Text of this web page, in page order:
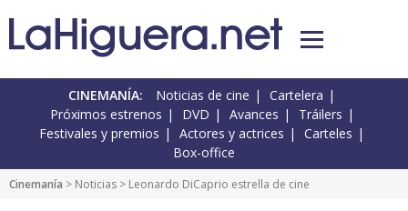
CINEMANÍA: Noticias de cine
Cartelera
Próximos estrenos
DVD Avances
Tráilers
Festivales y premios
Actores y actrices
Carteles
Box-office
Cinemanía > Noticias > Leonardo DiCaprio estrella de cine